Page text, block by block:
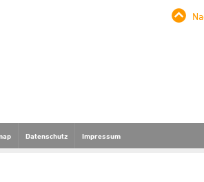
Datenschutz Impressum